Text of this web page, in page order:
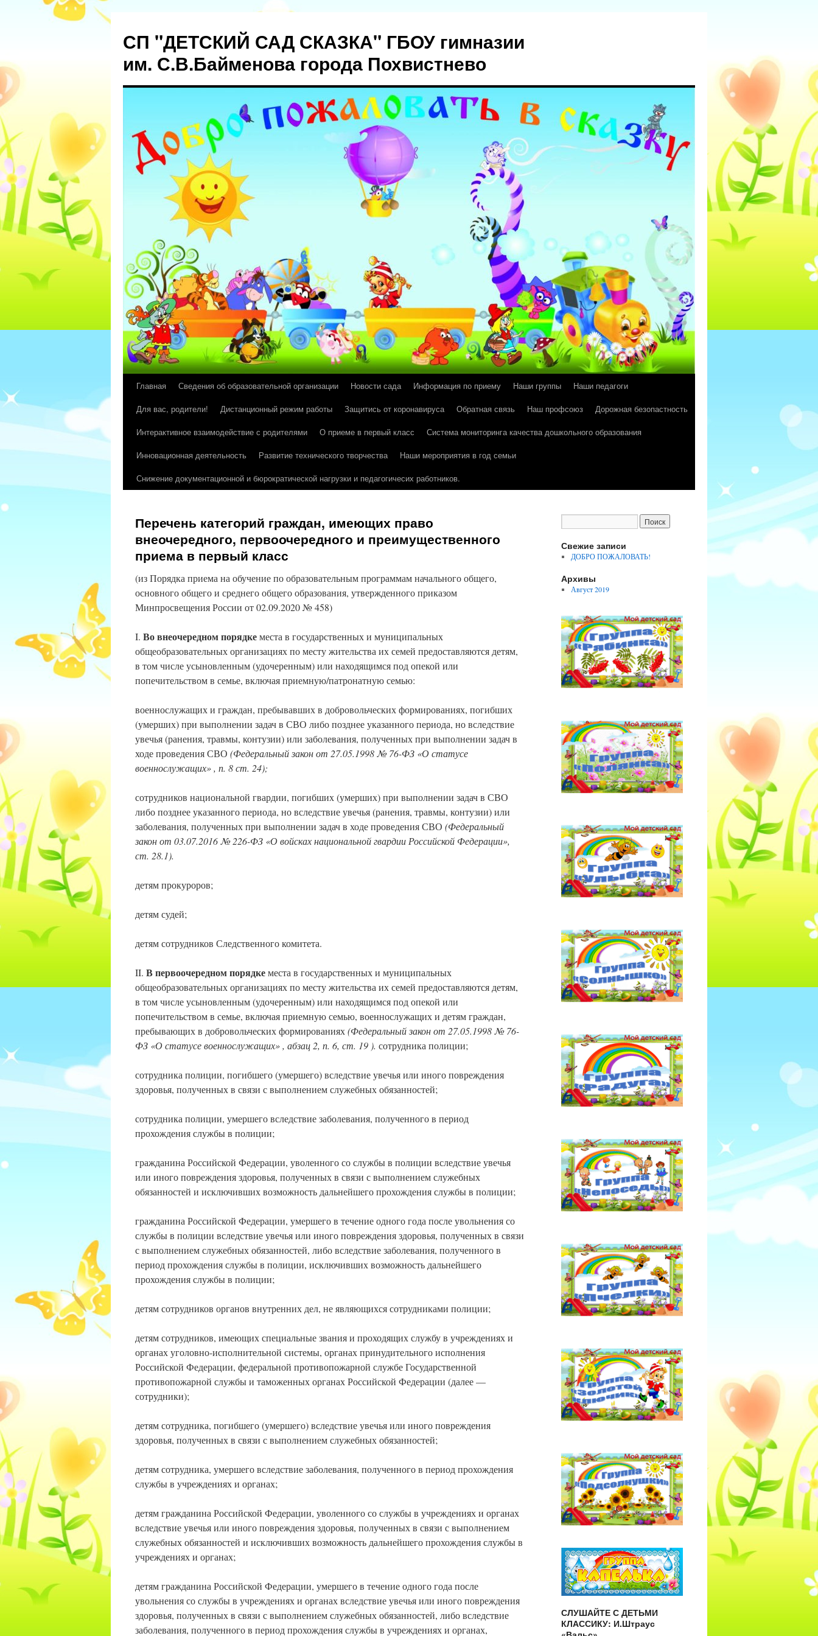
СП "ДЕТСКИЙ САД СКАЗКА" ГБОУ гимназии
им. С.В.Байменова города Похвистнево
Перейти
содержимому
Главная Сведения об образовательной организации Новости сада Информация по приему Наши группы
Наши педагоги
Для вас, родители!
Дистанционный режим работы Защитись от коронавируса Обратная связь Наш профсоюз
Дорожная безопастность
Интерактивное взаимодействие с родителями
О приеме в первый класс
Система мониторинга качества дошкольного образования
Инновационная деятельность
Развитие технического творчества
Наши мероприятия в год семьи
Снижение документационной и бюрократической нагрузки и педагогичесих работников.
Перечень категорий граждан, имеющих право
внеочередного, первоочередного и преимущественного
приема в первый класс
(из Порядка приема на обучение по образовательным программам начального общего,
основного общего и среднего общего образования, утвержденного приказом
Минпросвещения России от 02.09.2020 № 458)
I. Во внеочередном порядкеместа в государственных и муниципальных
общеобразовательных организациях по месту жительства их семей предоставляются детям,
в том числе усыновленным (удочеренным) или находящимся под опекой или
попечительством в семье, включая приемную/патронатную семью:
военнослужащих и граждан, пребывавших в добровольческих формированиях, погибших
(умерших) при выполнении задач в СВО либо позднее указанного периода, но вследствие
увечья (ранения, травмы, контузии) или заболевания, полученных при выполнении задач в
ходе проведения СВО (Федеральный закон от 27.05.1998 № 76-ФЗ «О статусе
военнослужащих» , п. 8 ст. 24);
сотрудников национальной гвардии, погибших (умерших) при выполнении задач в СВО
либо позднее указанного периода, но вследствие увечья (ранения, травмы, контузии) или
заболевания, полученных при выполнении задач в ходе проведения СВО (Федеральный
закон от 03.07.2016 № 226-ФЗ «О войсках национальной гвардии Российской Федерации»,
ст. 28.1).
детям прокуроров;
детям судей;
детям сотрудников Следственного комитета.
II. В первоочередном порядкеместа в государственных и муниципальных
общеобразовательных организациях по месту жительства их семей предоставляются детям,
в том числе усыновленным (удочеренным) или находящимся под опекой или
попечительством в семье, включая приемную семью, военнослужащих и детям граждан,
пребывающих в добровольческих формированиях(Федеральный закон от 27.05.1998 № 76-
ФЗ «О статусе военнослужащих» , абзац 2, п. 6, ст. 19 ). сотрудника полиции;
сотрудника полиции, погибшего (умершего) вследствие увечья или иного повреждения
здоровья, полученных в связи с выполнением служебных обязанностей;
сотрудника полиции, умершего вследствие заболевания, полученного в период
прохождения службы в полиции;
гражданина Российской Федерации, уволенного со службы в полиции вследствие увечья
или иного повреждения здоровья, полученных в связи с выполнением служебных
обязанностей и исключивших возможность дальнейшего прохождения службы в полиции;
гражданина Российской Федерации, умершего в течение одного года после увольнения со
службы в полиции вследствие увечья или иного повреждения здоровья, полученных в связи
с выполнением служебных обязанностей, либо вследствие заболевания, полученного в
период прохождения службы в полиции, исключивших возможность дальнейшего
прохождения службы в полиции;
детям сотрудников органов внутренних дел, не являющихся сотрудниками полиции;
детям сотрудников, имеющих специальные звания и проходящих службу в учреждениях и
органах уголовно-исполнительной системы, органах принудительного исполнения
Российской Федерации, федеральной противопожарной службе Государственной
противопожарной службы и таможенных органах Российской Федерации (далее —
сотрудники);
детям сотрудника, погибшего (умершего) вследствие увечья или иного повреждения
здоровья, полученных в связи с выполнением служебных обязанностей;
детям сотрудника, умершего вследствие заболевания, полученного в период прохождения
службы в учреждениях и органах;
детям гражданина Российской Федерации, уволенного со службы в учреждениях и органах
вследствие увечья или иного повреждения здоровья, полученных в связи с выполнением
служебных обязанностей и исключивших возможность дальнейшего прохождения службы в
учреждениях и органах;
детям гражданина Российской Федерации, умершего в течение одного года после
увольнения со службы в учреждениях и органах вследствие увечья или иного повреждения
здоровья, полученных в связи с выполнением служебных обязанностей, либо вследствие
заболевания, полученного в период прохождения службы в учреждениях и органах,
Свежие записи
ДОБРО ПОЖАЛОВАТЬ!
Архивы
Август 2019
СЛУШАЙТЕ С ДЕТЬМИ
КЛАССИКУ: И.Штраус